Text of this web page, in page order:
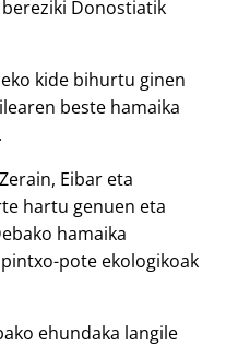
Donostiatik
kide bihurtu ginen
beste hamaika
Eibar eta
hartu genuen eta
hamaika
pote ekologikoak
ehundaka langile